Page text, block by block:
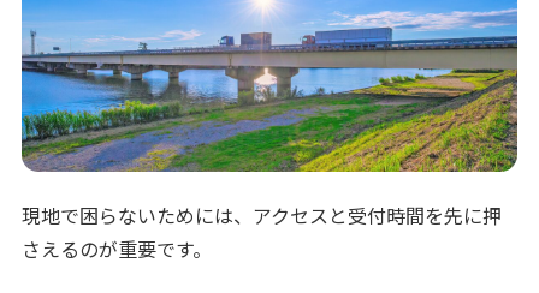
現地で困らないためには、アクセスと受付時間を先に押
さえるのが重要です。